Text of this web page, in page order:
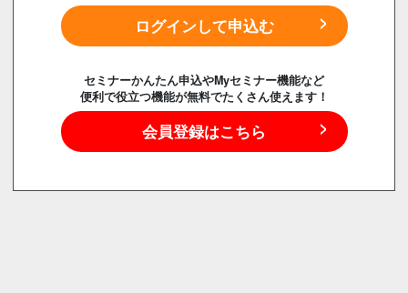
ログインして申込む
セミナーかんたん申込やMyセミナー機能など
便利で役立つ機能が無料でたくさん使えます！
会員登録はこちら